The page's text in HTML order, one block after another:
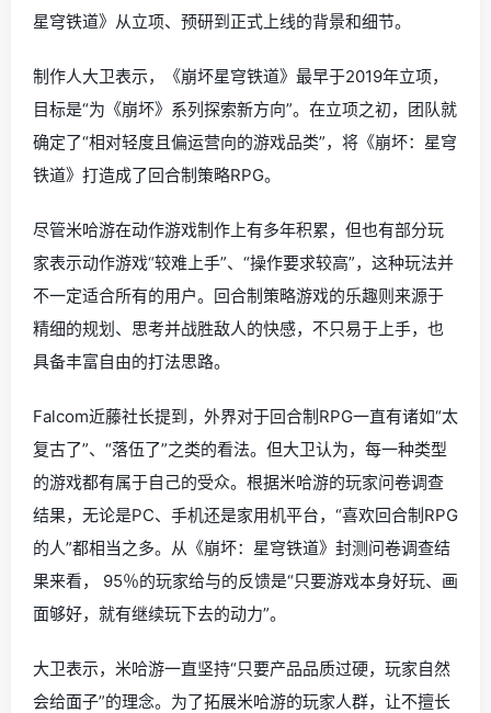
星穹铁道》从立项、预研到正式上线的背景和细节。
制作人大卫表示，《崩坏星穹铁道》最早于2019年立项，
目标是“为《崩坏》系列探索新方向”。在立项之初，团队就
确定了“相对轻度且偏运营向的游戏品类”，将《崩坏：星穹
铁道》打造成了回合制策略RPG。
尽管米哈游在动作游戏制作上有多年积累，但也有部分玩
家表示动作游戏“较难上手”、“操作要求较高”，这种玩法并
不一定适合所有的用户。回合制策略游戏的乐趣则来源于
精细的规划、思考并战胜敌人的快感，不只易于上手，也
具备丰富自由的打法思路。
Falcom近藤社长提到，外界对于回合制RPG一直有诸如“太
复古了”、“落伍了”之类的看法。但大卫认为，每一种类型
的游戏都有属于自己的受众。根据米哈游的玩家问卷调查
结果，无论是PC、手机还是家用机平台，“喜欢回合制RPG
的人”都相当之多。从《崩坏：星穹铁道》封测问卷调查结
果来看， 95％的玩家给与的反馈是“只要游戏本身好玩、画
面够好，就有继续玩下去的动力”。
大卫表示，米哈游一直坚持“只要产品品质过硬，玩家自然
会给面子”的理念。为了拓展米哈游的玩家人群，让不擅长